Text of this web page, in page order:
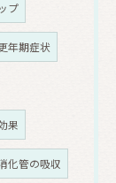
プ
年期症状
果
化管の吸収